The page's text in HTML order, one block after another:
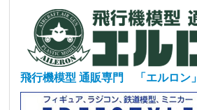
飛行機模型 通販専門 「エルロン」